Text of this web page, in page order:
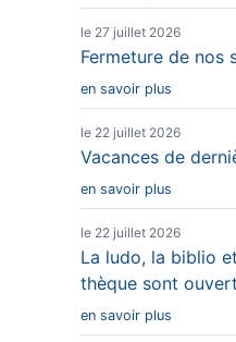
le 27 juillet 2026
Fermeture de nos
en savoir plus
le 22 juillet 2026
Vacances de
en savoir plus
le 22 juillet 2026
La ludo, la biblio
thèque sont
en savoir plus